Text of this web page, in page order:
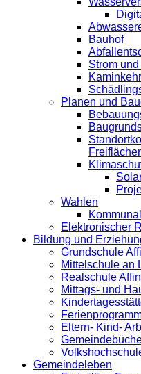
Bauhof
Strom
Planen und
Wahlen
Elektronischer
Bildung und
Grundschule
Mittelschule an
Realschule
Mittags- und
Eltern- Kind-
Gemeindeleben